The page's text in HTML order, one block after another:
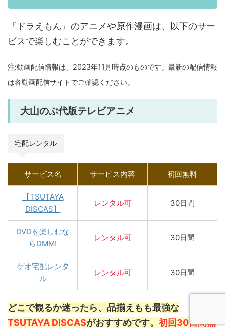
『ドラえもん』のアニメや原作漫画は、以下のサー
ビスで楽しむことができます。
注:動画配信情報は、2023年11月時点のものです。最新の配信情報
は各動画配信サイトでご確認ください。
大山のぶ代版テレビアニメ
宅配レンタル
サービス名 サービス内容 初回無料
【TSUTAYA
DISCAS】
レンタル可 30日間
DVDを楽しむな
らDMM!
レンタル可 30日間
ゲオ宅配レンタ
ル
レンタル可 30日間
どこで観るか迷ったら、品揃えもも最強な
TSUTAYA DISCASがおすすめです。 初回30日間無